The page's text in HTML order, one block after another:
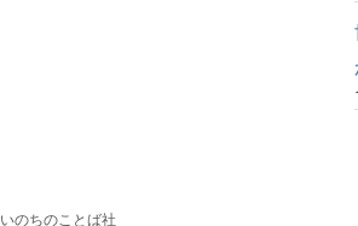
いのちのことば社